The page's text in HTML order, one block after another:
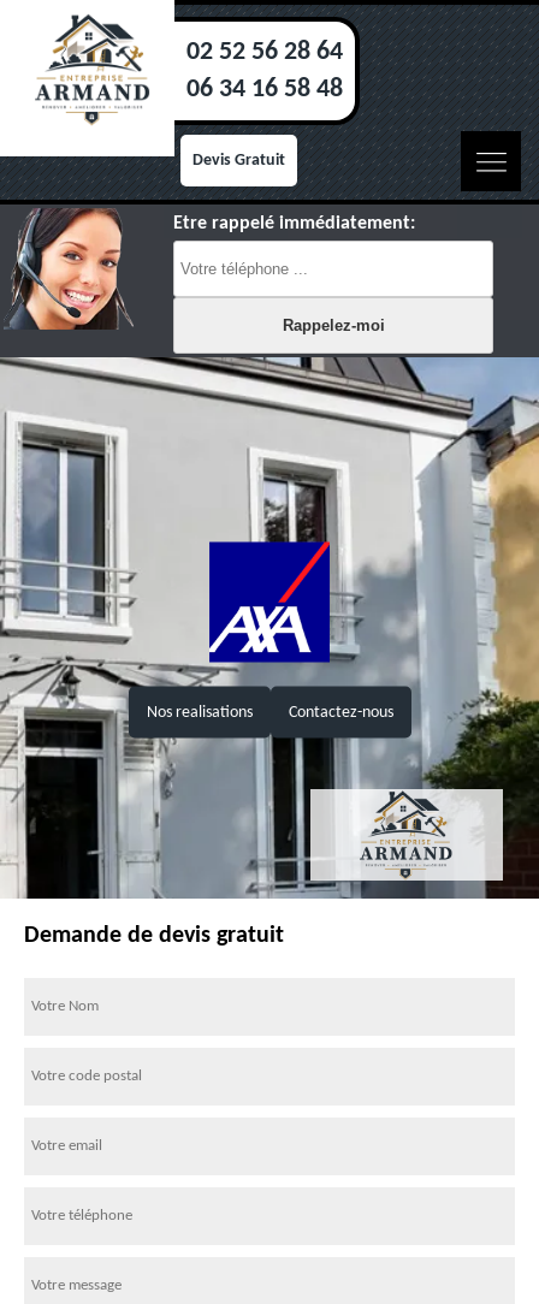
02 52 56 28 64
06 34 16 58 48
Devis Gratuit
Etre rappelé immédiatement:
Nos realisations Contactez-nous
Demande de devis gratuit